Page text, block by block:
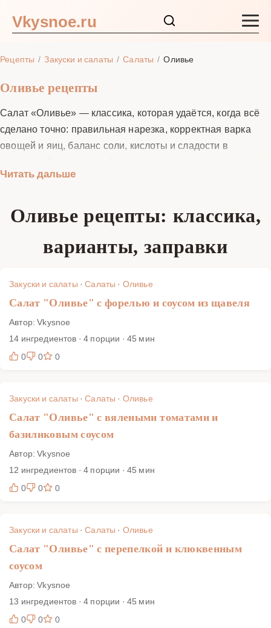
Vkysnoe.ru
Основные блюда
Супы
Ингредиенты
Блог
Рецепты Закуски и салаты Салаты Оливье
Оливье рецепты
Салат «Оливье» — классика, которая удаётся, когда всё
сделано точно: правильная нарезка, корректная варка
овощей и яиц, баланс соли, кислоты и сладости в
проверенные формулы на разные случаи: от
курицей или колбасой, лёгких йогуртовых и праздничных с
языком. Мы объясняем, как варить и охлаждать овощи,
чтобы они держали форму, каким калибром резать,
сколько и в каком порядке вводить заправку, как собирать
заранее и как хранить без потери текстуры. Следуйте
пошаговым фото и технологическим подсказкам — и вкус
будет чистым и узнаваемым.
Читать дальше
Оливье рецепты: классика,
варианты, заправки
Закуски и салаты ·Салаты · Оливье
Салат "Оливье" с форелью и соусом из щавеля
Автор: Vkysnoe
14 ингредиентов · 4 порции · 45 мин
0
0 0
Закуски и салаты ·Салаты · Оливье
Салат "Оливье" с вялеными томатами и
базиликовым соусом
Автор: Vkysnoe
12 ингредиентов · 4 порции · 45 мин
0
0 0
Закуски и салаты ·Салаты · Оливье
Салат "Оливье" с перепелкой и клюквенным
соусом
Автор: Vkysnoe
13 ингредиентов · 4 порции · 45 мин
0
0 0